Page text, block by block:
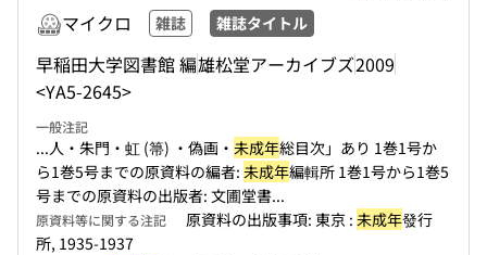
マイクロ 雑誌 雑誌タイトル
早稲田大学図書館 編雄松堂アーカイブズ2009
<YA5-2645>
一般注記
...人・朱門・虹 (箒) ・偽画・ 未成年総目次」あり 1巻1号か
ら1巻5号までの原資料の編者: 未成年編輯所 1巻1号から1巻5
号までの原資料の出版者: 文圃堂書...
原資料等に関する注記 原資料の出版事項: 東京 : 未成年發行
所, 1935-1937